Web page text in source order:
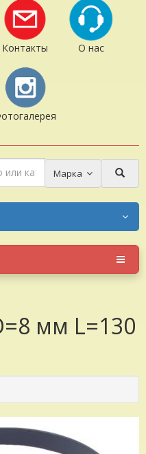
Контакты О нас
Марка
мм L=130